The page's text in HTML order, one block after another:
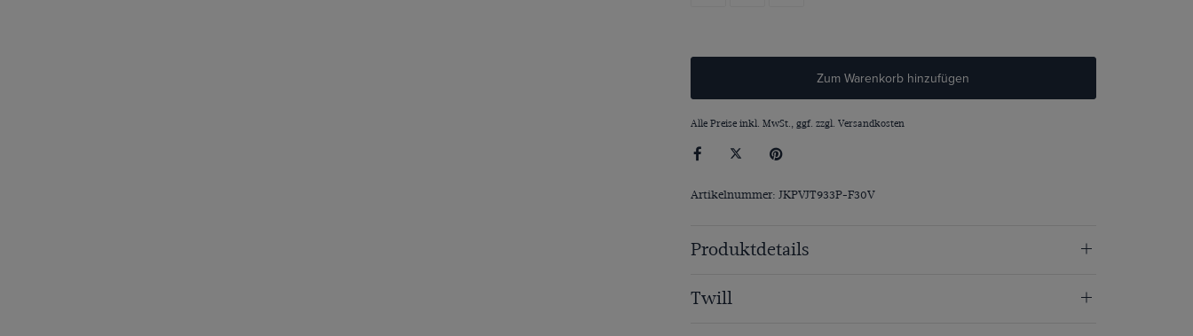
Zum Warenkorb hinzufügen
Alle Preise inkl. MwSt., ggf. zzgl. Versandkosten
Artikelnummer: JKPVJT933P-F30V
Produktdetails
Twill